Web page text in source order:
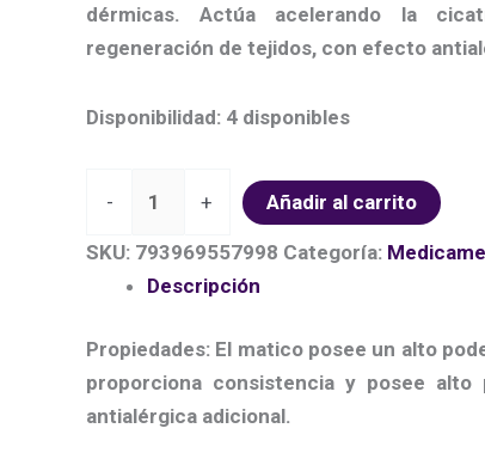
dérmicas. Actúa acelerando la
regeneración de tejidos, con efecto
Disponibilidad: 4 disponibles
- + Añadir al carrito
SKU: 793969557998 Categoría:
Descripción
Propiedades: El matico posee un alto
proporciona consistencia y posee
antialérgica adicional.